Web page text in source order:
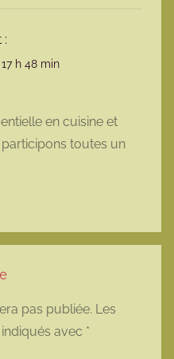
:
h 48 min
en cuisine et
toutes un
pas publiée. Les
avec *